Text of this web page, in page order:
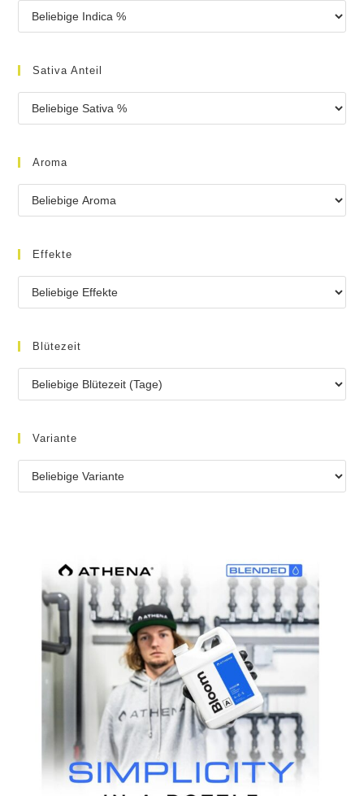
Sativa Anteil
Aroma
Effekte
Blütezeit
Variante